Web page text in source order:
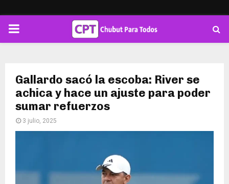
PRIMARY
Gallardo sacó la escoba: River se
achica y hace un ajuste para poder
sumar refuerzos
3 julio, 2025